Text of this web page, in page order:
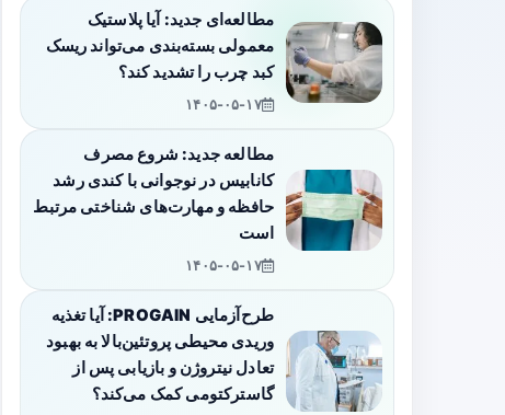
مطالعه‌ای جدید: آیا پلاستیک
معمولی بسته‌بندی می‌تواند ریسک
کبد چرب را تشدید کند؟
۱۴۰۵-۰۵-۱۷
مطالعه جدید: شروع مصرف
کانابیس در نوجوانی با کندی رشد
حافظه و مهارت‌های شناختی مرتبط
است
۱۴۰۵-۰۵-۱۷
طرح‌آزمایی PROGAIN: آیا تغذیه
وریدی محیطی پروتئین‌بالا به بهبود
تعادل نیتروژن و بازیابی پس از
گاسترکتومی کمک می‌کند؟